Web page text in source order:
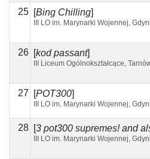
25 [Bing Chilling]
III LO im. Marynarki Wojennej,
26 [kod passant]
III Liceum Ogólnokształcące,
27 [POT300]
III LO im. Marynarki Wojennej,
28 [3 pot300 supremes! and
III LO im. Marynarki Wojennej,